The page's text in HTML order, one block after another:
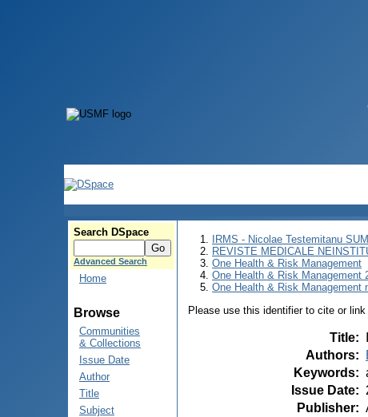
Search DSpace
Advanced Search
Home
Browse
Communities
& Collections
Issue Date
Author
Title
Subject
IRMS - Nicolae Testemitanu
REVISTE MEDICALE
One Health & Risk Management
One Health & Risk Management
One Health & Risk Management
Please use this identifier to cite or
Title:
Authors:
Keywords:
Issue Date:
Publisher: